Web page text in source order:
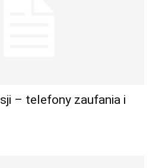
– telefony zaufania i